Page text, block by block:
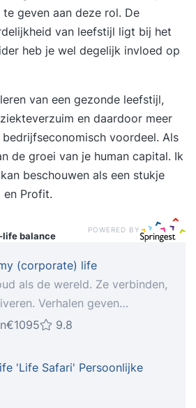
geven aan deze rol. De
van leefstijl ligt bij het
heb je wel degelijk invloed op
van een gezonde leefstijl,
en daardoor meer
voordeel. Als
de groei van je human capital. Ik
beschouwen als een stukje
en Profit.
life balance
POWERED BY
(corporate) life
als de wereld. Ze verbinden,
Verhalen geven
zorgen ervoor dat men zich
en dat men zich meer
komen we vandaan, waar
en waar gaan we naar toe?
visie van jouw bedrijf of
€1095 9.8
'Life Safari' Persoonlijke